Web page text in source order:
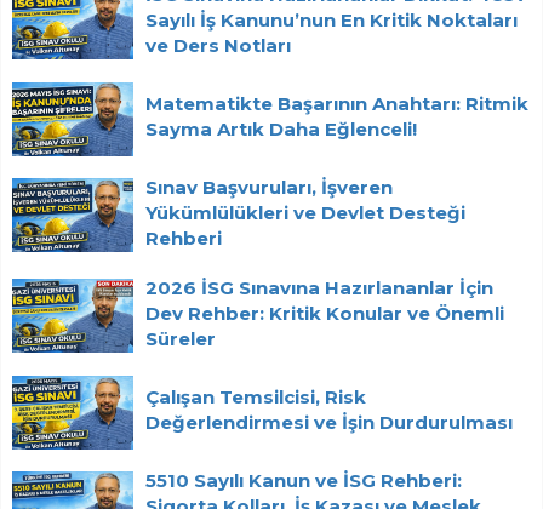
Sayılı İş Kanunu’nun En Kritik Noktaları
ve Ders Notları
Matematikte Başarının Anahtarı: Ritmik
Sayma Artık Daha Eğlenceli!
Sınav Başvuruları, İşveren
Yükümlülükleri ve Devlet Desteği
Rehberi
2026 İSG Sınavına Hazırlananlar İçin
Dev Rehber: Kritik Konular ve Önemli
Süreler
Çalışan Temsilcisi, Risk
Değerlendirmesi ve İşin Durdurulması
5510 Sayılı Kanun ve İSG Rehberi: